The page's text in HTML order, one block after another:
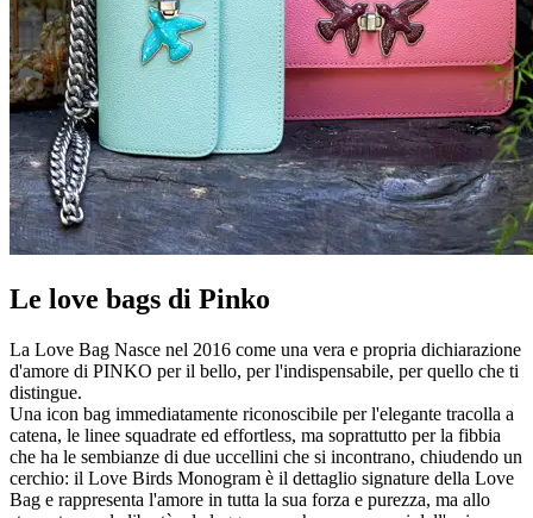
Le love bags di Pinko
La Love Bag Nasce nel 2016 come una vera e propria dichiarazione
d'amore di PINKO per il bello, per l'indispensabile, per quello che ti
distingue.
Una icon bag immediatamente riconoscibile per l'elegante tracolla a
catena, le linee squadrate ed effortless, ma soprattutto per la fibbia
che ha le sembianze di due uccellini che si incontrano, chiudendo un
cerchio: il Love Birds Monogram è il dettaglio signature della Love
Bag e rappresenta l'amore in tutta la sua forza e purezza, ma allo